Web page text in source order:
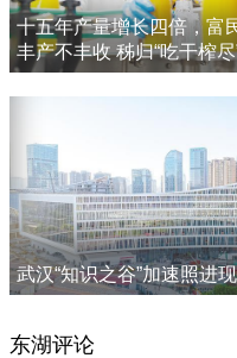
十五年产量增长四倍，富
丰产不丰收 秭归“吃干榨
武汉“知识之谷”加速照进
东湖评论